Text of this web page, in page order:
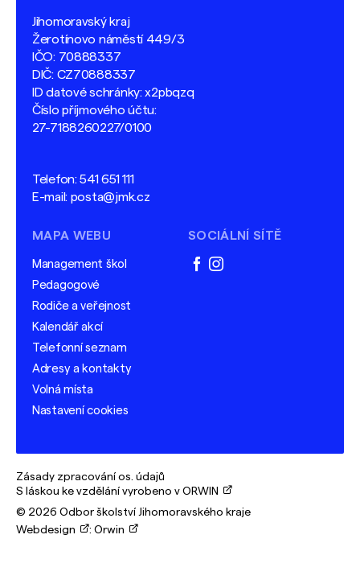
Jihomoravský kraj
Žerotínovo náměstí 449/3
IČO: 70888337
DIČ: CZ70888337
ID datové schránky: x2pbqzq
Číslo příjmového účtu:
27-7188260227/0100
Telefon:541 651 111
E-mail: posta@jmk.cz
MAPA WEBU
Management škol
Pedagogové
Rodiče a veřejnost
Kalendář akcí
Telefonní seznam
Adresy a kontakty
Volná místa
Nastavení cookies
SOCIÁLNÍ SÍTĚ
facebook
instagram
Zásady zpracování os. údajů
S láskou ke vzdělání vyrobeno v ORWIN
© 2026 Odbor školství Jihomoravského kraje
Webdesign
: Orwin